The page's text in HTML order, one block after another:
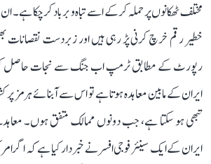
مختلف ٹھکانوں پر حملہ کر کے اسے تباہ و برباد کر چکا
خطیر رقم خرچ کرنی پڑ رہی ہیں اور زبردست نقصانات
رپورٹ کے مطابق ٹرمپ اب جنگ سے نجات حاصل
ایران کے مابین معاہدہ ہوتا ہے تو اس سے آبنائے ہرمز پر
تبھی ہو سکتا ہے، جب دونوں ممالک متفق ہوں۔
ایران کے ایک سینئر فوجی افسر نے خبردار کیا ہے کہ اگر